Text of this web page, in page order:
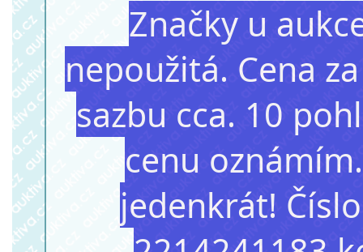
Značky u
nepoužitá. Cena
sazbu cca. 10
cenu
jedenkrát!